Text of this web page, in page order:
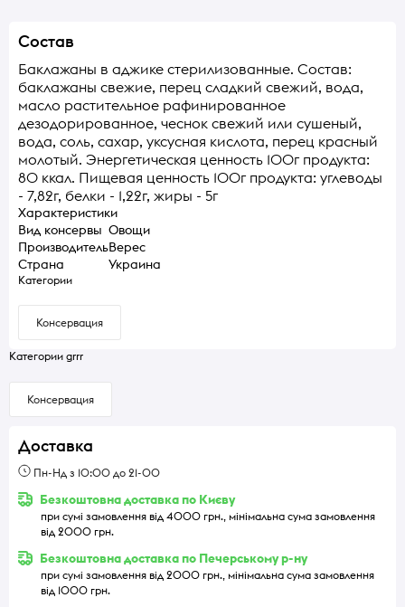
Состав
Баклажаны в аджике стерилизованные. Состав:
баклажаны свежие, перец сладкий свежий, вода,
масло растительное рафинированное
дезодорированное, чеснок свежий или сушеный,
вода, соль, сахар, уксусная кислота, перец красный
молотый. Энергетическая ценность 100г продукта:
80 ккал. Пищевая ценность 100г продукта: углеводы
- 7,82г, белки - 1,22г, жиры - 5г
Характеристики
Вид консервы Овощи
ПроизводительВерес
Страна
Украина
Категории
Консервация
Категории grrr
Консервация
Доставка
Пн-Нд з 10:00 до 21-00
Безкоштовна доставка по Києву
при сумі замовлення від 4000 грн., мінімальна сума замовлення
від 2000 грн.
Безкоштовна доставка по Печерському р-ну
при сумі замовлення від 2000 грн., мінімальна сума замовлення
від 1000 грн.